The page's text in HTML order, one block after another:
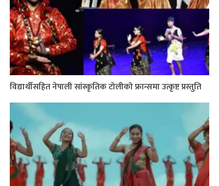
विद्यार्थीसहित नेपाली सांस्कृतिक टोलीको फ्रान्समा उत्कृष्ट प्रस्तुति